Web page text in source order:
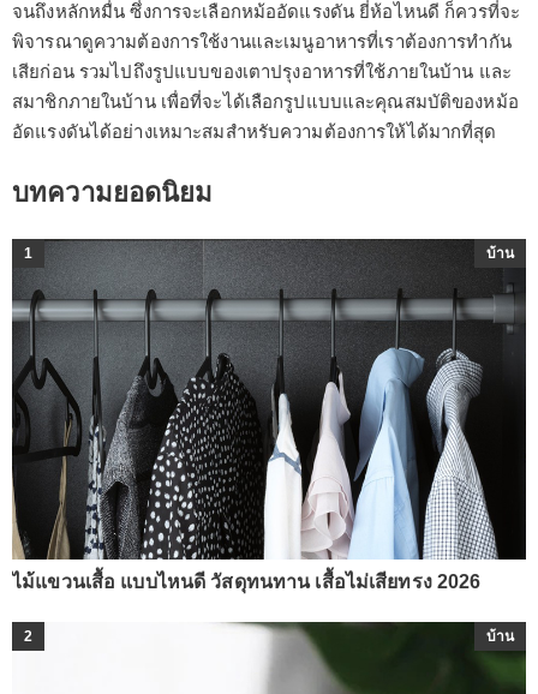
จนถึงหลักหมื่น ซึ่งการจะเลือกหม้ออัดแรงดัน ยี่ห้อไหนดี ก็ควรที่จะ
พิจารณาดูความต้องการใช้งานและเมนูอาหารที่เราต้องการทำกัน
เสียก่อน รวมไปถึงรูปแบบของเตาปรุงอาหารที่ใช้ภายในบ้าน และ
สมาชิกภายในบ้าน เพื่อที่จะได้เลือกรูปแบบและคุณสมบัติของหม้อ
อัดแรงดันได้อย่างเหมาะสมสำหรับความต้องการให้ได้มากที่สุด
บทความยอดนิยม
1 บ้าน
ไม้แขวนเสื้อ แบบไหนดี วัสดุทนทาน เสื้อไม่เสียทรง 2026
2 บ้าน